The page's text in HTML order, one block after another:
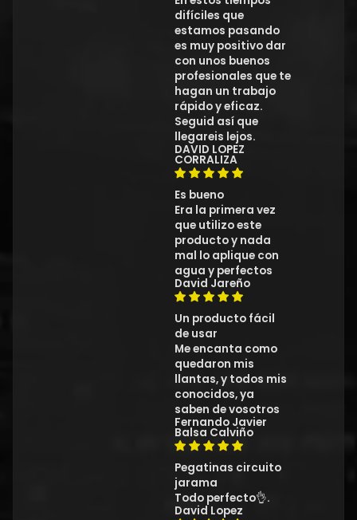
difíciles que
estamos pasando
es muy positivo dar
con unos buenos
profesionales que te
hagan un trabajo
rápido y eficaz.
Seguid así que
llegareis lejos.
DAVID LOPEZ
CORRALIZA
Es bueno
Era la primera vez
que utilizo este
producto y nada
mal lo aplique con
agua y perfectos
David Jareño
Un producto fácil
de usar
Me encanta como
quedaron mis
llantas, y todos mis
conocidos, ya
saben de vosotros
Fernando Javier
Balsa Calviño
Pegatinas circuito
jarama
Todo perfecto👌.
David Lopez